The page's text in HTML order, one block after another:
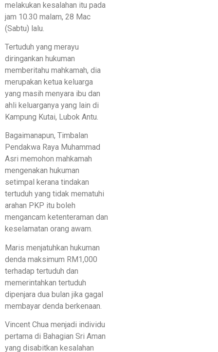
melakukan kesalahan itu pada
jam 10.30 malam, 28 Mac
(Sabtu) lalu.
Tertuduh yang merayu
diringankan hukuman
memberitahu mahkamah, dia
merupakan ketua keluarga
yang masih menyara ibu dan
ahli keluarganya yang lain di
Kampung Kutai, Lubok Antu.
Bagaimanapun, Timbalan
Pendakwa Raya Muhammad
Asri memohon mahkamah
mengenakan hukuman
setimpal kerana tindakan
tertuduh yang tidak mematuhi
arahan PKP itu boleh
mengancam ketenteraman dan
keselamatan orang awam.
Maris menjatuhkan hukuman
denda maksimum RM1,000
terhadap tertuduh dan
memerintahkan tertuduh
dipenjara dua bulan jika gagal
membayar denda berkenaan.
Vincent Chua menjadi individu
pertama di Bahagian Sri Aman
yang disabitkan kesalahan